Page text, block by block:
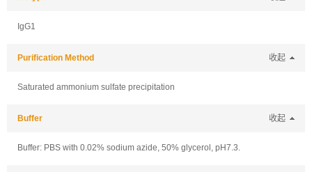
IgG1
Purification Method 收起
Saturated ammonium sulfate precipitation
Buffer 收起
Buffer: PBS with 0.02% sodium azide, 50% glycerol, pH7.3.